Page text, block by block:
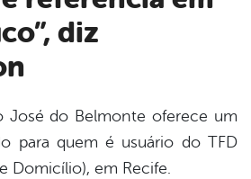
diz
José do Belmonte oferece um
para quem é usuário do TFD
Domicílio), em Recife.